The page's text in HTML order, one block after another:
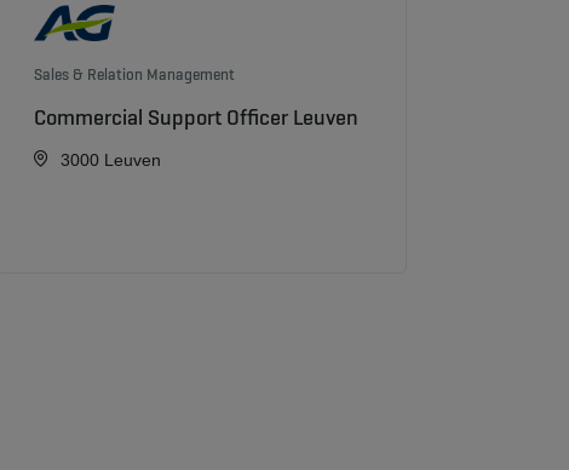
Sales & Relation Management
Commercial Support Officer Leuven
3000 Leuven